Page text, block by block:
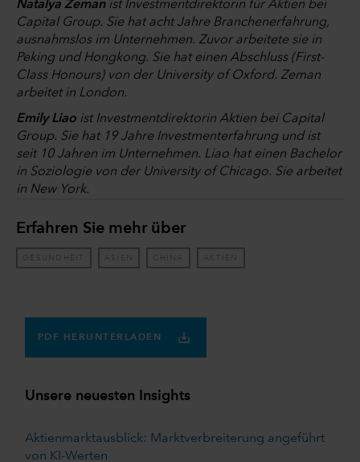
Natalya Zemanist Investmentdirektorin für Aktien bei
Capital Group. Sie hat acht Jahre Branchenerfahrung,
ausnahmslos im Unternehmen. Zuvor arbeitete sie in
Peking und Hongkong. Sie hat einen Abschluss (First-
Class Honours) von der University of Oxford. Zeman
arbeitet in London.
Emily Liao ist Investmentdirektorin Aktien bei Capital
Group. Sie hat 19 Jahre Investmenterfahrung und ist
seit 10 Jahren im Unternehmen. Liao hat einen Bachelor
in Soziologie von der University of Chicago. Sie arbeitet
in New York.
Erfahren Sie mehr über
GESUNDHEIT ASIEN CHINA AKTIEN
PDF HERUNTERLADEN
Unsere neuesten Insights
Aktienmarktausblick: Marktverbreiterung angeführt
von KI-Werten